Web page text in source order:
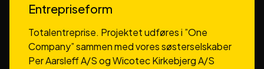
Entrepriseform
Totalentreprise. Projektet udføres i ”One
Company” sammen med vores søsterselskaber
Per Aarsleff A/S og Wicotec Kirkebjerg A/S